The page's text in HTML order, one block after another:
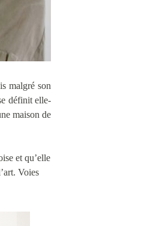
malgré son
définit elle-
maison de
et qu’elle
Voies